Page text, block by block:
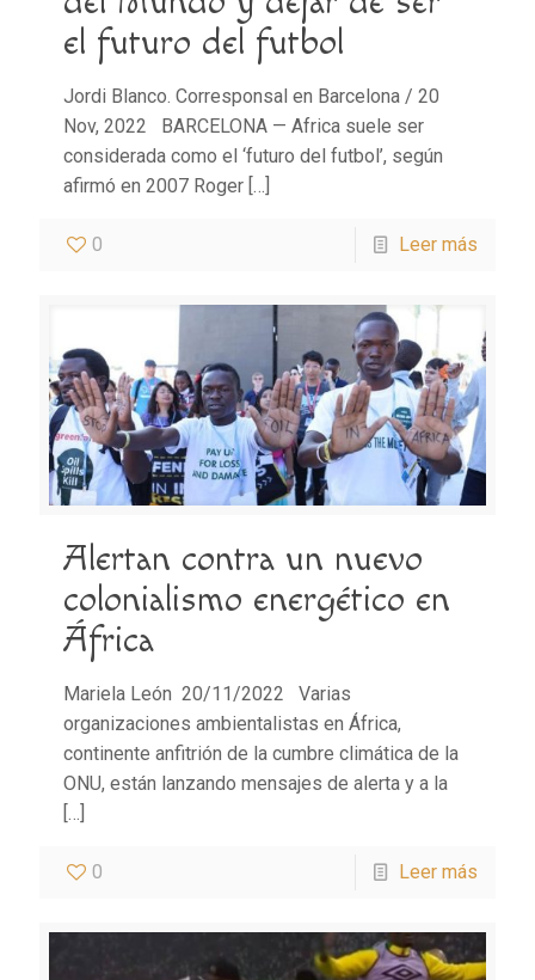
el futuro del futbol
Jordi Blanco. Corresponsal en Barcelona / 20
Nov, 2022 BARCELONA — Africa suele ser
considerada como el ‘futuro del futbol’, según
afirmó en 2007 Roger […]
0 Leer más
Alertan contra un nuevo
colonialismo energético en
África
Mariela León 20/11/2022 Varias
organizaciones ambientalistas en África,
continente anfitrión de la cumbre climática de la
ONU, están lanzando mensajes de alerta y a la
[…]
0 Leer más